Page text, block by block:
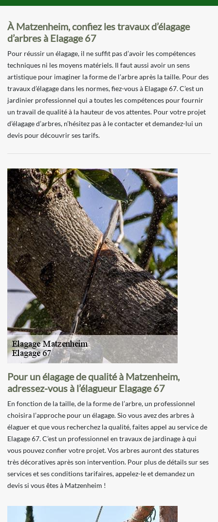
À Matzenheim, confiez les travaux d’élagage
d’arbres à Elagage 67
Pour réussir un élagage, il ne suffit pas d’avoir les compétences
techniques ni les moyens matériels. Il faut aussi avoir un sens
artistique pour imaginer la forme de l’arbre après la taille. Pour des
travaux d’élagage dans les normes, fiez-vous à Elagage 67. C’est un
jardinier professionnel qui a toutes les compétences pour fournir
un travail de qualité à la hauteur de vos attentes. Pour votre projet
d’élagage d’arbres, n’hésitez pas à le contacter et demandez-lui un
devis pour découvrir ses tarifs.
Pour un élagage de qualité à Matzenheim,
adressez-vous à l’élagueur Elagage 67
En fonction de la taille, de la forme de l’arbre, un professionnel
choisira l’approche pour un élagage. Sio vous avez des arbres à
élaguer et que vous recherchez la qualité, faites appel au service de
Elagage 67. C’est un professionnel en travaux de jardinage à qui
vous pouvez confier votre projet. Vos arbres auront des statures
très décoratives après son intervention. Pour plus de détails sur ses
services et ses conditions tarifaires, appelez-le et demandez un
devis si vous êtes à Matzenheim !